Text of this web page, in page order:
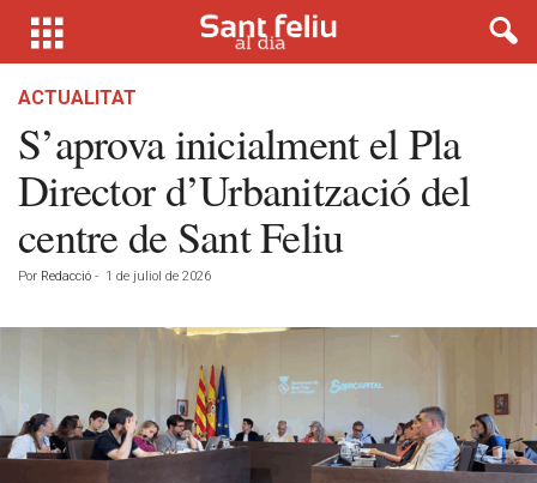
ACTUALITAT
S’aprova inicialment el Pla
Director d’Urbanització del
centre de Sant Feliu
Por Redacció - 1 de juliol de 2026